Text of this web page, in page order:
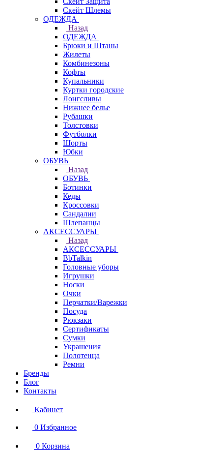
Скейт Шлемы
ОДЕЖДА
Назад
ОДЕЖДА
Брюки и Штаны
Жилеты
Комбинезоны
Кофты
Купальники
Куртки городские
Лонгсливы
Нижнее белье
Рубашки
Толстовки
Футболки
Шорты
Юбки
ОБУВЬ
Назад
ОБУВЬ
Ботинки
Кеды
Кроссовки
Сандалии
Шлепанцы
АКСЕССУАРЫ
Назад
АКСЕССУАРЫ
BbTalkin
Головные уборы
Игрушки
Носки
Очки
Перчатки/Варежки
Посуда
Рюкзаки
Сертификаты
Сумки
Украшения
Полотенца
Ремни
Бренды
Блог
Контакты
Кабинет
0 Избранное
0 Корзина